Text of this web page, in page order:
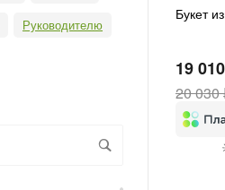
Руководителю
Букет
19
20 030